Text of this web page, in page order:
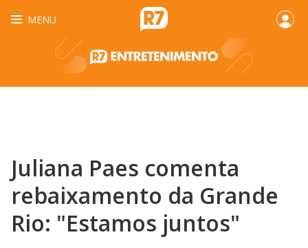
MENU
Juliana Paes comenta
rebaixamento da Grande
Rio: "Estamos juntos"